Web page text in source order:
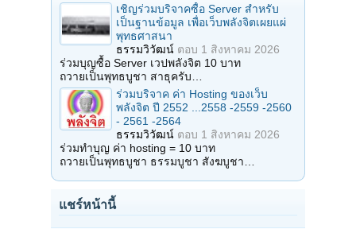
เชิญร่วมบริจาคซื้อ Server สำหรับ
เป็นฐานข้อมูล เพื่อเว็บพลังจิตเผยแผ่
พุทธศาสนา
ธรรมวิวัฒน์ ตอบ 1 สิงหาคม 2026
ร่วมบุญซื้อ Server เวปพลังจิต 10 บาท
ถวายเป็นพุทธบูชา สาธุครับ…
ร่วมบริจาค ค่า Hosting ของเว็บ
พลังจิต ปี 2552 ...2558 -2559 -2560
- 2561 -2564
ธรรมวิวัฒน์ ตอบ 1 สิงหาคม 2026
ร่วมทำบุญ ค่า hosting = 10 บาท
ถวายเป็นพุทธบูชา ธรรมบูชา สังฆบูชา…
แชร์หน้านี้